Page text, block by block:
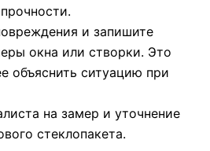
и запишите
окна или створки. Это
объяснить ситуацию при
на замер и уточнение
стеклопакета.